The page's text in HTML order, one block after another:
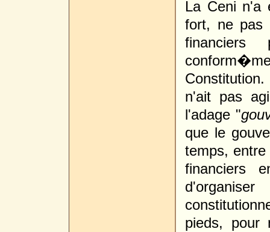
La Ceni n'a
fort, ne pas
financiers
n'ait pas
l'adage "
que le
temps,
financiers
pieds,